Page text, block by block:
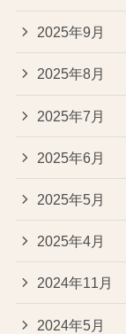
2025年9月
2025年8月
2025年7月
2025年6月
2025年5月
2025年4月
2024年11月
2024年5月